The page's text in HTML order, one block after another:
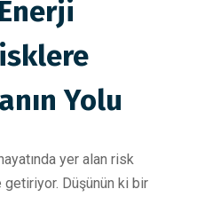
Yolu
yer alan risk
Düşünün ki bir